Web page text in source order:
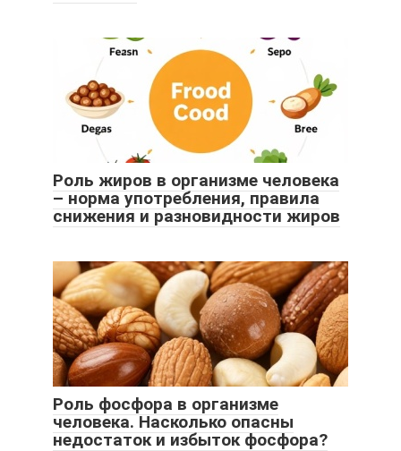
Роль жиров в организме человека
– норма употребления, правила
снижения и разновидности жиров
Роль фосфора в организме
человека. Насколько опасны
недостаток и избыток фосфора?